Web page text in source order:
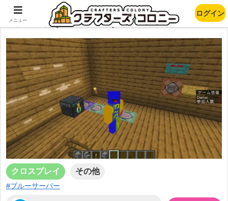
ブルー鯖(BlueServer)
クロスプレイ その他
#ブルーサーバー
メニュー
ログイン